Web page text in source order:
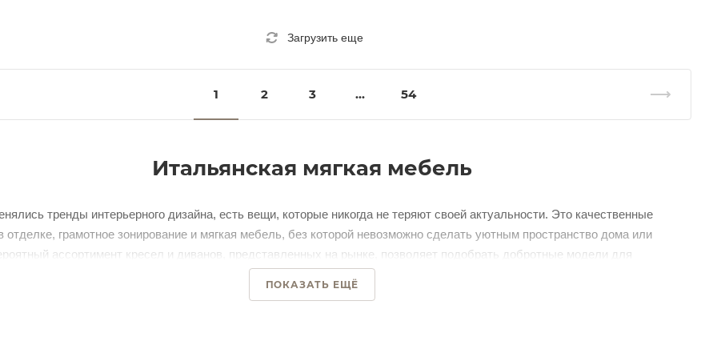
Загрузить еще
1 2 3 ... 54
Итальянская мягкая мебель
тренды интерьерного дизайна, есть вещи, которые никогда не теряют своей актуальности. Это качественные
отделке, грамотное зонирование и мягкая мебель, без которой невозможно сделать уютным пространство дома или
ассортимент кресел и диванов, представленных на рынке, позволяет подобрать добротные модели для
или кабинета даже при небольшом бюджете. Но если речь идет об оформлении совершенного во всех отношениях
лучшее решение — итальянская мягкая мебель. И эту роскошь предлагает вам сеть салонов GL STUDIO.
ПОКАЗАТЬ ЕЩЁ